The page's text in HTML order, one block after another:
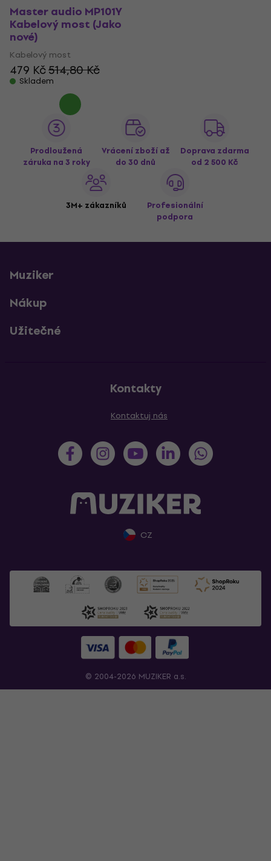
Master audio MP101Y
Kabelový most (Jako
nové)
Kabelový most
479 Kč514,80 Kč
Skladem
Prodloužená
záruka na 3 roky
Vrácení zboží až
do 30 dnů
Doprava zdarma
od 2 500 Kč
3M+ zákazníků
Profesionální
podpora
Muziker
Nákup
Užitečné
Kontakty
Kontaktuj nás
CZ
© 2004-2026 MUZIKER a.s.